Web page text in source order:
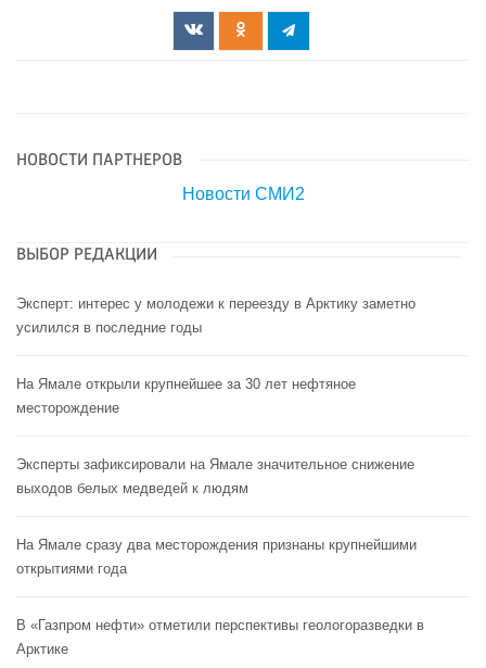
НОВОСТИ ПАРТНЕРОВ
Новости СМИ2
ВЫБОР РЕДАКЦИИ
Эксперт: интерес у молодежи к переезду в Арктику заметно
усилился в последние годы
На Ямале открыли крупнейшее за 30 лет нефтяное
месторождение
Эксперты зафиксировали на Ямале значительное снижение
выходов белых медведей к людям
На Ямале сразу два месторождения признаны крупнейшими
открытиями года
В «Газпром нефти» отметили перспективы геологоразведки в
Арктике